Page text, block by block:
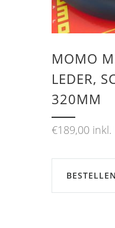
MOMO
LEDER,
320MM
€189,00 inkl.
BESTELLEN